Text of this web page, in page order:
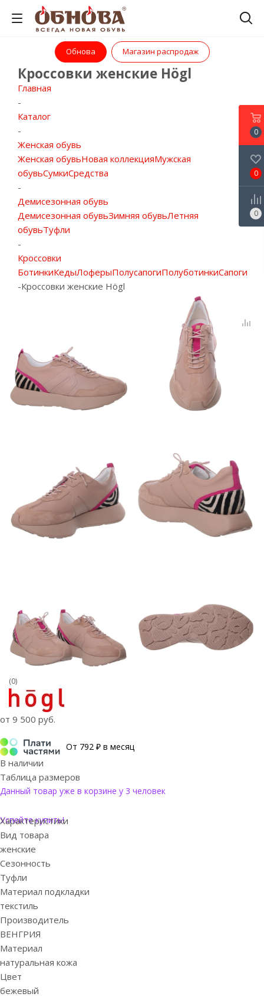
Обнова Магазин распродаж
Кроссовки женские Högl
Главная
-
Каталог
-
Женская обувь
Женская обувьНовая коллекцияМужская
обувьСумкиСредства
-
Демисезонная обувь
Демисезонная обувьЗимняя обувьЛетняя
обувьТуфли
-
Кроссовки
БотинкиКедыЛоферыПолусапогиПолуботинкиСапоги
-Кроссовки женские Högl
(0)
от 9 500 руб.
От 792 ₽ в месяц
В наличии
Таблица размеров
Данный товар уже в корзине у 3 человек
Успейте купить!
Характеристики
Вид товара
женские
Сезонность
Туфли
Материал подкладки
текстиль
Производитель
ВЕНГРИЯ
Материал
натуральная кожа
Цвет
бежевый
0
0
0